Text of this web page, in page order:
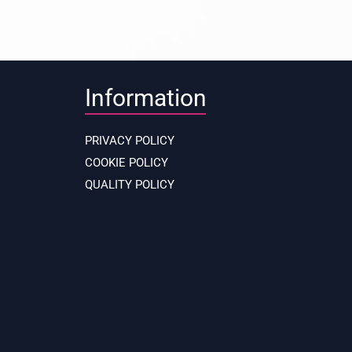
Information
PRIVACY POLICY
COOKIE POLICY
QUALITY POLICY